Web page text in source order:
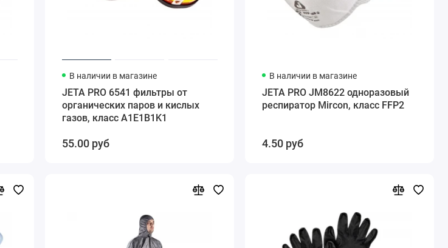
В наличии в магазине
JETA PRO 6541 фильтры от
органических паров и кислых
газов, класс A1E1B1K1
55.00 руб
В наличии в магазине
JETA PRO JM8622 одноразовый
респиратор Mircon, класс FFP2
4.50 руб